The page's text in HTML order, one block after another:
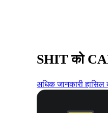
SHIT को
अधिक जानकारी हासिल